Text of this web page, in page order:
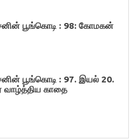
பூங்கொடி : 98: கோமகன்
பூங்கொடி : 97. இயல் 20.
வாழ்த்திய காதை